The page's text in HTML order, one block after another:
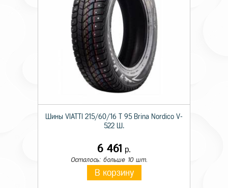
Шины VIATTI 215/60/16 T 95 Brina Nordico V-
522 Ш.
6 461 р.
Осталось: больше 10 шт.
В корзину